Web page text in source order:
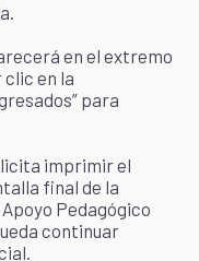
en el extremo
en la
para
imprimir el
final de la
Pedagógico
continuar